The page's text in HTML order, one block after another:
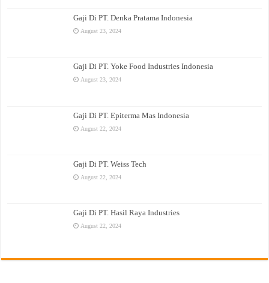
Gaji Di PT. Denka Pratama Indonesia
August 23, 2024
Gaji Di PT. Yoke Food Industries Indonesia
August 23, 2024
Gaji Di PT. Epiterma Mas Indonesia
August 22, 2024
Gaji Di PT. Weiss Tech
August 22, 2024
Gaji Di PT. Hasil Raya Industries
August 22, 2024